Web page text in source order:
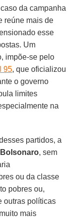
da campanha
reúne mais de
esse
Um
impõe-se pelo
95, que oficializou
o governo
limites
na
partidos, a
Bolsonaro, sem
ou da classe
pobres ou,
outras políticas
mais